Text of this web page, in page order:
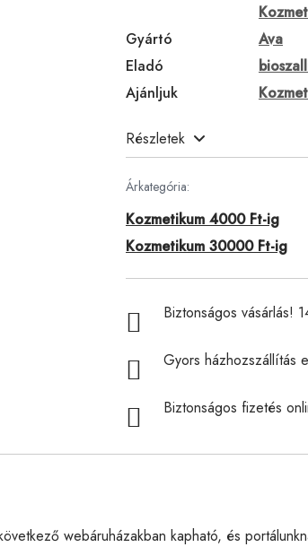
Gyártó
Ava
Eladó
Ajánljuk
Részletek
Árkategória:
Kozmetikum 4000 Ft-ig
Kozmetikum 30000 Ft-ig
Biztonságos vásárlás!
Gyors házhozszállítás
Biztonságos fizetés
webáruházakban kapható, és